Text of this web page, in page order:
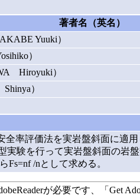
著者名（英名）
Yuuki）
）
Hiroyuki）
）
率評価法を実岩盤斜面に適用
験を行って実岩盤斜面の岩盤
/nとして求める。
が必要です、「Get